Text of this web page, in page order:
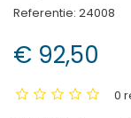
Referentie: 24008
€ 92,50
0